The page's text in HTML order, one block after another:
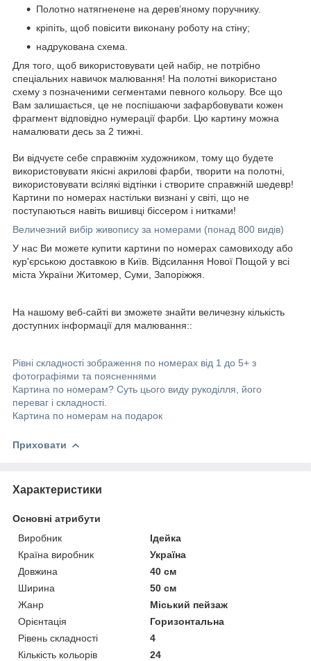
Полотно натягненене на дерев’яному поручнику.
кріпіть, щоб повісити виконану роботу на стіну;
надрукована схема.
Для того, щоб використовувати цей набір, не потрібно
спеціальних навичок малювання! На полотні використано
схему з позначеними сегментами певного кольору. Все що
Вам залишається, це не поспішаючи зафарбовувати кожен
фрагмент відповідно нумерації фарби. Цю картину можна
намалювати десь за 2 тижні.
Ви відчуєте себе справжнім художником, тому що будете
використовувати якісні акрилові фарби, творити на полотні,
використовувати всілякі відтінки і створите справжній шедевр!
Картини по номерах настільки визнані у світі, що не
поступаються навіть вишивці біссером і нитками!
Величезний вибір живопису за номерами (понад 800 видів)
У нас Ви можете купити картини по номерах самовиходу або
кур'єрською доставкою в Київ. Відсилання Нової Пощой у всі
міста України Житомер, Суми, Запоріжжя.
На нашому веб-сайті ви зможете знайти величезну кількість
доступних інформації для малювання::
Рівні складності зображення по номерах від 1 до 5+ з
фотографіями та поясненнями
Картина по номерам? Суть цього виду рукоділля, його
переваг і складності.
Картина по номерам на подарок
Приховати
Характеристики
Основні атрибути
Виробник
Ідейка
Країна виробник
Україна
Довжина
40 см
Ширина
50 см
Жанр
Міський пейзаж
Орієнтація
Горизонтальна
Рівень складності
4
Кількість кольорів
24